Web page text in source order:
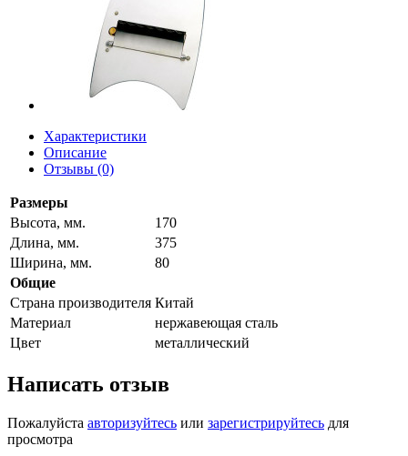
Характеристики
Описание
Отзывы (0)
Размеры
Высота, мм.
170
Длина, мм.
375
Ширина, мм.
80
Общие
Страна производителя Китай
Материал
нержавеющая сталь
Цвет
металлический
Написать отзыв
Пожалуйста авторизуйтесь или зарегистрируйтесь для
просмотра